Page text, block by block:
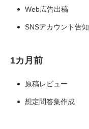
Web広告出稿
SNSアカウント告知
1カ月前
原稿レビュー
想定問答集作成